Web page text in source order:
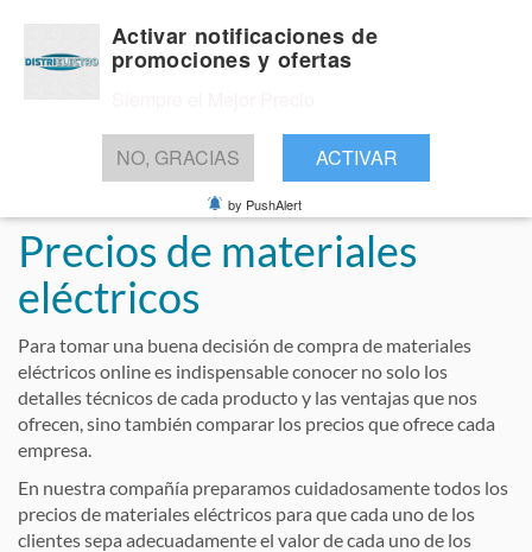
Precios de materiales
eléctricos
Para tomar una buena decisión de compra de materiales
eléctricos online es indispensable conocer no solo los
detalles técnicos de cada producto y las ventajas que nos
ofrecen, sino también comparar los precios que ofrece cada
empresa.
En nuestra compañía preparamos cuidadosamente todos los
precios de materiales eléctricos para que cada uno de los
clientes sepa adecuadamente el valor de cada uno de los
Activar notificaciones de
promociones y ofertas
NO, GRACIAS ACTIVAR
by PushAlert